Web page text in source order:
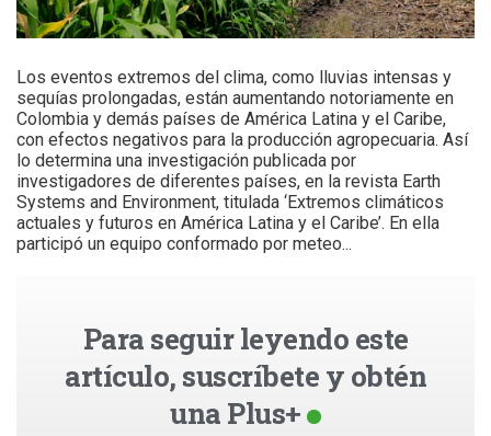
Los eventos extremos del clima, como lluvias intensas y
sequías prolongadas, están aumentando notoriamente en
Colombia y demás países de América Latina y el Caribe,
con efectos negativos para la producción agropecuaria. Así
lo determina una investigación publicada por
investigadores de diferentes países, en la revista Earth
Systems and Environment, titulada ‘Extremos climáticos
actuales y futuros en América Latina y el Caribe’. En ella
participó un equipo conformado por meteo...
Para seguir leyendo este
artículo, suscríbete y obtén
una Plus+